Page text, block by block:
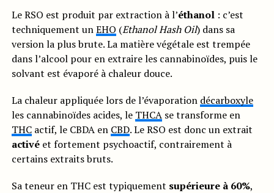
Le RSO est produit par extraction à l’éthanol: c’est
techniquement unEHO (Ethanol Hash Oil) dans sa
version la plus brute. La matière végétale est trempée
dans l’alcool pour en extraire les cannabinoïdes, puis le
solvant est évaporé à chaleur douce.
La chaleur appliquée lors de l’évaporation décarboxyle
les cannabinoïdes acides, le THCAse transforme en
THCactif, le CBDA en CBD. Le RSO est donc un extrait
activéet fortement psychoactif, contrairement à
certains extraits bruts.
Sa teneur en THC est typiquement supérieure à 60%,